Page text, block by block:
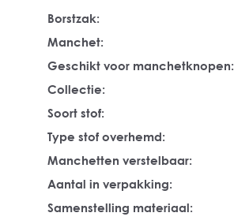
Borstzak:
Manchet:
Geschikt voor manchetknopen:
Collectie:
Soort stof:
Type stof overhemd:
Manchetten verstelbaar:
Aantal in verpakking:
Samenstelling materiaal: